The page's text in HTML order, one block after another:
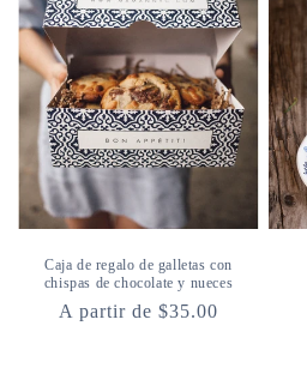
Caja de regalo de galletas con
chispas de chocolate y nueces
Precio
A partir de $35.00